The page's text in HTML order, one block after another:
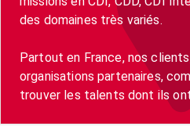
des domaines très variés.
Partout en France, nos
organisations partenaires,
trouver les talents dont ils